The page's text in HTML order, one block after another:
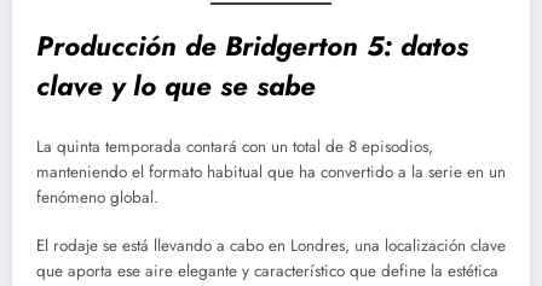
Producción de Bridgerton 5: datos
clave y lo que se sabe
La quinta temporada contará con un total de 8 episodios,
manteniendo el formato habitual que ha convertido a la serie en un
fenómeno global.
El rodaje se está llevando a cabo en Londres, una localización clave
que aporta ese aire elegante y característico que define la estética